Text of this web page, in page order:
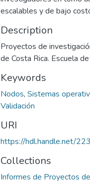
escalables y de bajo
Description
Proyectos de
de Costa Rica. Escuela
Keywords
Nodos, Sistemas
Validación
URI
https://hdl.handle.net/
Collections
Informes de Proyectos